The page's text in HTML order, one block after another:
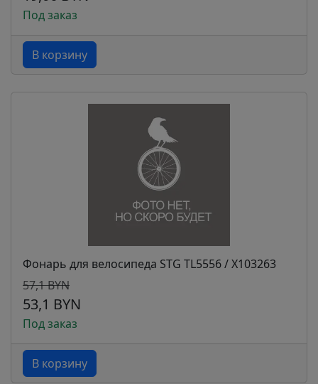
Под заказ
В корзину
Фонарь для велосипеда STG TL5556 / Х103263
57,1 BYN
53,1 BYN
Под заказ
В корзину